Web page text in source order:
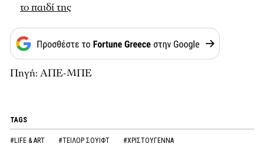
το παιδί της
Πηγή: ΑΠΕ-ΜΠΕ
TAGS
#LIFE & ART #ΤΕΙΛΟΡ ΣΟΥΙΦΤ #ΧΡΙΣΤΟΥΓΕΝΝΑ